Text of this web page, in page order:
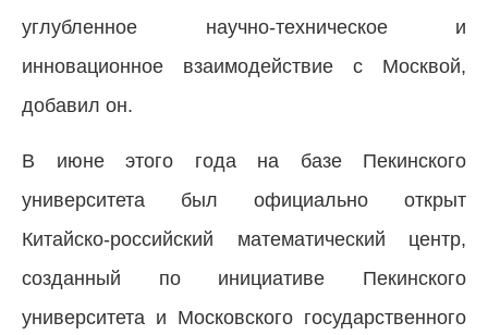
углубленное научно-техническое и
инновационное взаимодействие с Москвой,
добавил он.
В июне этого года на базе Пекинского
университета был официально открыт
Китайско-российский математический центр,
созданный по инициативе Пекинского
университета и Московского государственного